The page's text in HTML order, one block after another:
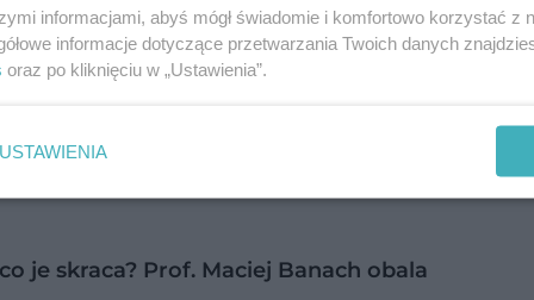
układu pokarmowego i dobroczynnie
za wiele zadań, np. pomaga regulować pracę
dłużej, co jest szczególnie ważne, jeśli
je skraca? Prof. Maciej Banach obala
informacjami, abyś mógł świadomie i komfortowo korzystać z
informacje dotyczące przetwarzania Twoich danych
oraz po kliknięciu w „Ustawienia”.
USTAWIENIA